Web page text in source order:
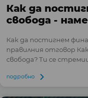
Как да
свобода -
Как да постигнем
правилния отговор
свобода? Ти се стремиш
подробно